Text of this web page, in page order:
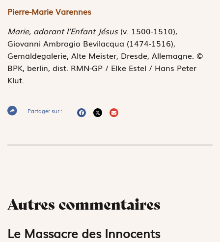
Pierre-Marie Varennes
Marie, adorant l’Enfant Jésus(v. 1500-1510),
Giovanni Ambrogio Bevilacqua (1474-1516),
Gemäldegalerie, Alte Meister, Dresde, Allemagne. ©
BPK, berlin, dist. RMN-GP / Elke Estel / Hans Peter
Klut.
Partager sur :
Autres commentaires
Le Massacre des Innocents